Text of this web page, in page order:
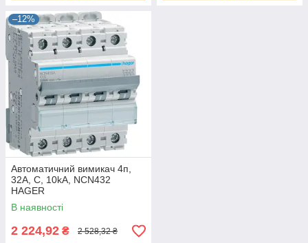
–12%
Автоматичний вимикач 4п,
32А, C, 10kA, NCN432
HAGER
В наявності
2 224,92 ₴ 2 528,32 ₴